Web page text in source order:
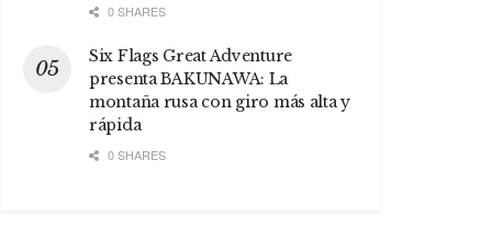
0 SHARES
Six Flags Great Adventure
presenta BAKUNAWA: La
montaña rusa con giro más alta y
rápida
0 SHARES